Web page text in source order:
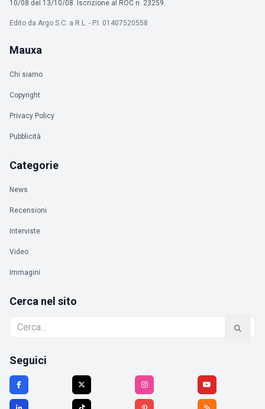
10/08 del 13/10/08. Iscrizione al ROC n. 23259.
Edito da Argo S.C. a R.L. - P.I. 01407520558
Mauxa
Chi siamo
Copyright
Privacy Policy
Pubblicità
Categorie
News
Recensioni
Interviste
Video
Immagini
Cerca nel sito
Seguici